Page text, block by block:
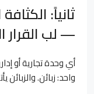
ثانياً:
— لب القرار
أي وحدة تجارية أو
واحد: زبائن.